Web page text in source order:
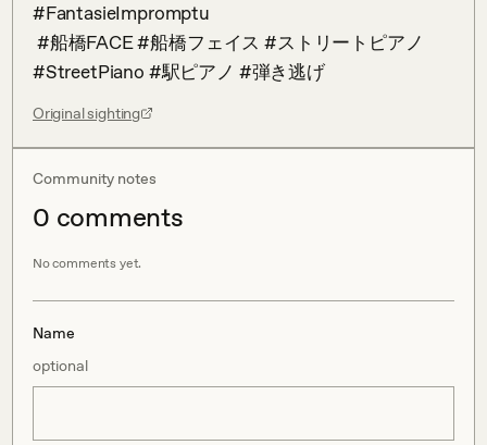
#FantasieImpromptu
#StreetPiano #駅ピアノ #弾き逃げ
Original sighting
Community notes
0 comments
No comments yet.
Name
optional